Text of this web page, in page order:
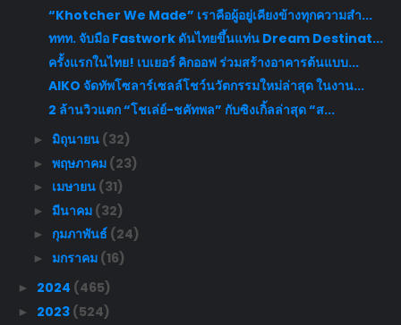
“Khotcher We Made” เราคือผู้อยู่เคียงข้างทุกความสำ...
ททท. จับมือ Fastwork ดันไทยขึ้นแท่น Dream Destinat...
ครั้งแรกในไทย! เบเยอร์ คิกออฟ ร่วมสร้างอาคารต้นแบบ...
AIKO จัดทัพโซลาร์เซลล์โชว์นวัตกรรมใหม่ล่าสุด ในงาน...
2 ล้านวิวแตก “โชเล่ย์-ชคัทพล” กับซิงเกิ้ลล่าสุด “ส...
► มิถุนายน (32)
► พฤษภาคม (23)
► เมษายน (31)
► มีนาคม (32)
► กุมภาพันธ์ (24)
► มกราคม (16)
► 2024 (465)
► 2023 (524)